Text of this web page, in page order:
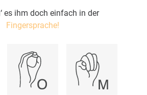
es ihm doch einfach in der
Fingersprache!